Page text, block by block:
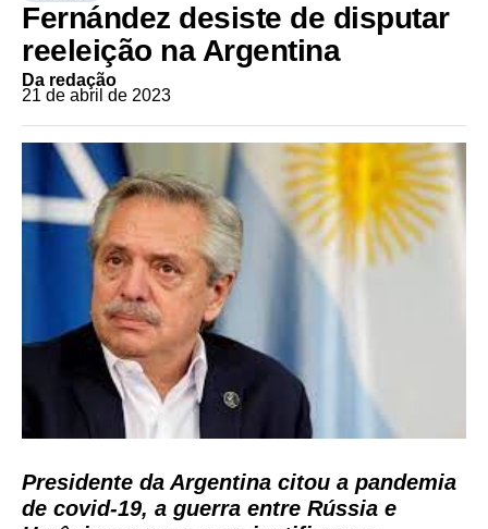
Fernández desiste de disputar
reeleição na Argentina
Da redação
21 de abril de 2023
Presidente da Argentina citou a pandemia
de covid-19, a guerra entre Rússia e